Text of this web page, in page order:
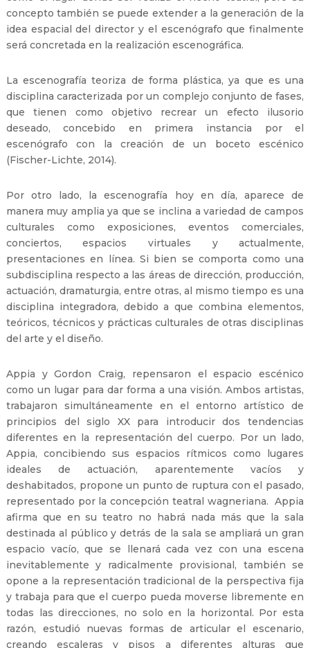
concepto también se puede extender a la generación de la
idea espacial del director y el escenógrafo que finalmente
será concretada en la realización escenográfica.
La escenografía teoriza de forma plástica, ya que es una
disciplina caracterizada por un complejo conjunto de fases,
que tienen como objetivo recrear un efecto ilusorio
deseado, concebido en primera instancia por el
escenógrafo con la creación de un boceto escénico
(Fischer-Lichte, 2014).
Por otro lado, la escenografía hoy en día, aparece de
manera muy amplia ya que se inclina a variedad de campos
culturales como exposiciones, eventos comerciales,
conciertos, espacios virtuales y actualmente,
presentaciones en línea. Si bien se comporta como una
subdisciplina respecto a las áreas de dirección, producción,
actuación, dramaturgia, entre otras, al mismo tiempo es una
disciplina integradora, debido a que combina elementos,
teóricos, técnicos y prácticas culturales de otras disciplinas
del arte y el diseño.
Appia y Gordon Craig, repensaron el espacio escénico
como un lugar para dar forma a una visión. Ambos artistas,
trabajaron simultáneamente en el entorno artístico de
principios del siglo XX para introducir dos tendencias
diferentes en la representación del cuerpo. Por un lado,
Appia, concibiendo sus espacios rítmicos como lugares
ideales de actuación, aparentemente vacíos y
deshabitados, propone un punto de ruptura con el pasado,
representado por la concepción teatral wagneriana. Appia
afirma que en su teatro no habrá nada más que la sala
destinada al público y detrás de la sala se ampliará un gran
espacio vacío, que se llenará cada vez con una escena
inevitablemente y radicalmente provisional, también se
opone a la representación tradicional de la perspectiva fija
y trabaja para que el cuerpo pueda moverse libremente en
todas las direcciones, no solo en la horizontal. Por esta
razón, estudió nuevas formas de articular el escenario,
creando escaleras y pisos a diferentes alturas que